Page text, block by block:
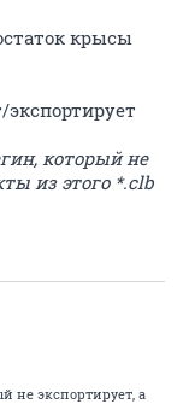
крысы
который не
из этого *.clb
не экспортирует, а